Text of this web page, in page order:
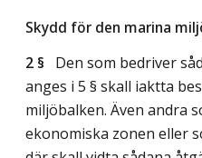
Skydd för den marina
2 § Den som bedriver
anges i 5 § skall iaktta
miljöbalken. Även andra
ekonomiska zonen eller